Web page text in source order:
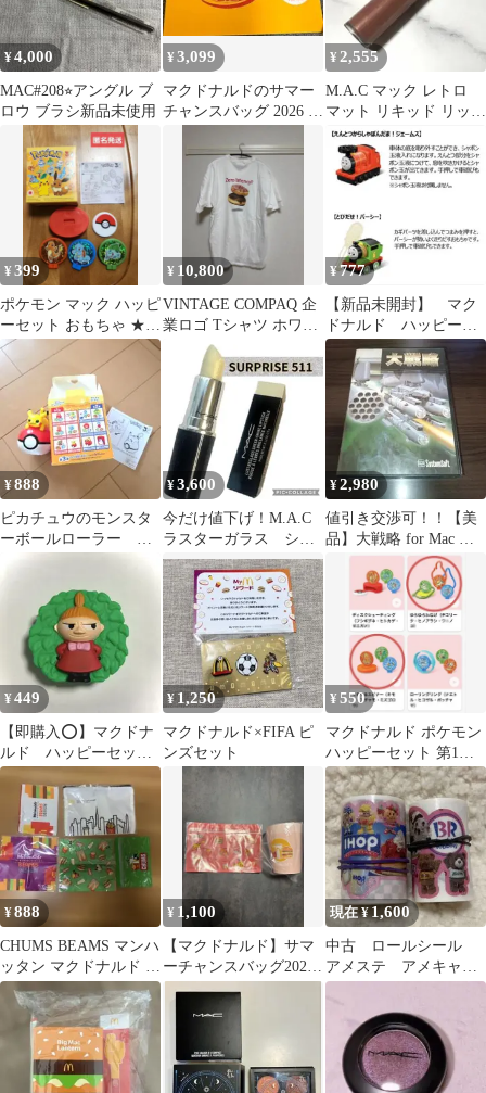
¥4,000
MAC#208⭐︎アングル ブ
ロウ ブラシ新品未使用
¥3,099
マクドナルドのサマー
チャンスバッグ 2026 商
¥ 2,555
M.A.C マック レトロ
マット リキッド リップ
カラー クオーツゼット
¥399
ポケモン マック ハッピ
ーセット おもちゃ ★匿
名発送★
¥ 10,800
VINTAGE COMPAQ 企
業ロゴ Tシャツ ホワイ
¥777
【新品未開封】 マク
ドナルド ハッピーセ
ット トーマス パー
シー ジェームス
¥888
ピカチュウのモンスタ
ーボールローラー ハ
¥3,600
今だけ値下げ！M.A.C
ラスターガラス シア
ーシャイン サプライズ
511
¥2,980
値引き交渉可！！【美
品】大戦略 for Mac シ
ステムソフト レトロPC
ゲーム
¥449
【即購入⭕️】マクドナ
ルド ハッピーセッ
ト ムーミン リトル
ミィ
¥ 1,250
マクドナルド×FIFA ピ
ンズセット
¥550
マクドナルド ポケモン
ハッピーセット 第1弾 2
種類セット (箱なし)
¥888
CHUMS BEAMS マンハ
ッタン マクドナルド 福
袋 グッズ 5点セット
¥ 1,100
【マクドナルド】サマ
ーチャンスバッグ2026
2点セット
現在 ¥1,600
中古 ロールシール
アメステ アメキャ
ラ フード スイーツ